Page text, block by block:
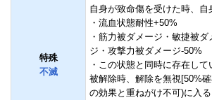
特殊
不滅
自身が致命傷を受けた時、自
・流血状態耐性+50%
・筋力被ダメージ・敏捷被
ジ・攻撃力被ダメージ-50%
・この状態と同時に存在し
被解除時、解除を無視[50%
の効果と重ねがけ不可)に入る